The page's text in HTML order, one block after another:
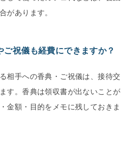
があります。
祝儀も経費にできますか？
相手への香典・ご祝儀は、接待交
す。香典は領収書が出ないことが
金額・目的をメモに残しておきま